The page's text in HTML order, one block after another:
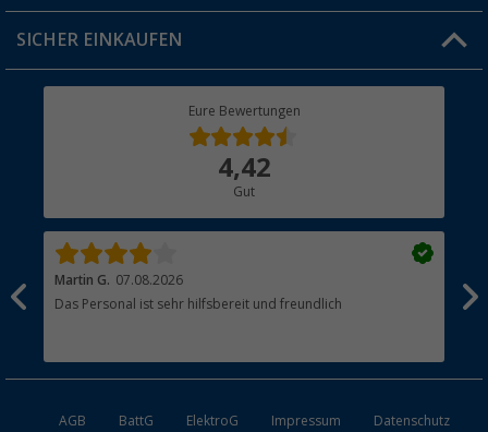
Jobs & Karriere
Rücksendung
SICHER EINKAUFEN
Eure Bewertungen
4,42
Gut
Martin G. 07.08.2026
Das Personal ist sehr hilfsbereit und freundlich
AGB BattG ElektroG Impressum Datenschutz